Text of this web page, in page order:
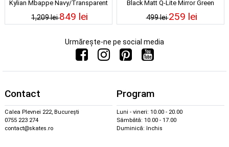
Kylian Mbappe Navy/Transparent
Blue Prizm 24K Polarized
1,209 lei849 lei
Black Matt Q-Lite Mirror Green
499 lei259 lei
Urmărește-ne pe social media
Contact
Calea Plevnei 222, București
0755 223 274
contact@skates.ro
Program
Luni - vineri: 10.00 - 20.00
Sâmbătă: 10.00 - 17.00
Duminică: închis